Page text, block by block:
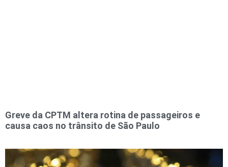
Greve da CPTM altera rotina de passageiros e
causa caos no trânsito de São Paulo